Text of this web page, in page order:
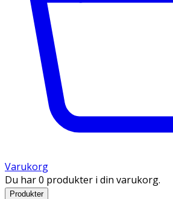
Varukorg
Du har 0 produkter i din varukorg.
Produkter